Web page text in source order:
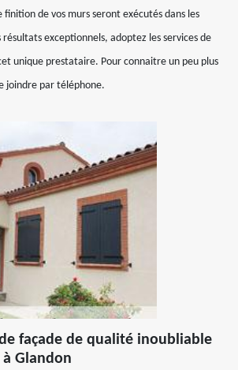
finition de vos murs seront exécutés dans les
résultats exceptionnels, adoptez les services de
unique prestataire. Pour connaitre un peu plus
joindre par téléphone.
façade de qualité inoubliable
à Glandon